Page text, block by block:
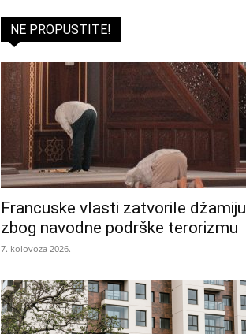
NE PROPUSTITE!
Francuske vlasti zatvorile džamiju
zbog navodne podrške terorizmu
7. kolovoza 2026.